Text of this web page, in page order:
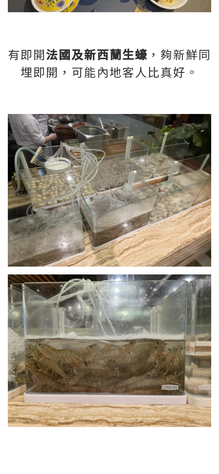
有即開法國及新西蘭生蠔 ，夠新鮮同
埋即開，可能內地客人比真好。